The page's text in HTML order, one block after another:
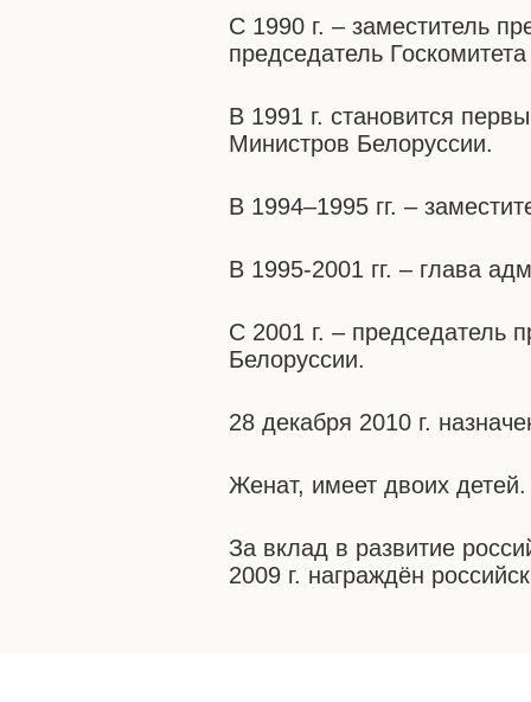
С 1990 г. – заместитель
председатель
В 1991 г. становится
Министров Белоруссии.
В 1994–1995 гг. –
В 1995-2001 гг. – глава
С 2001 г. – председатель
Белоруссии.
28 декабря 2010 г.
Женат, имеет двоих детей.
За вклад в развитие
2009 г. награждён